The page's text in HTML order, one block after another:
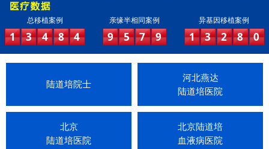
总移植案例
1 3 4 8 4
亲缘半相同案例
9 5 7 9
异基因移植案例
1 3 2 8 0
陆道培院士
河北燕达
陆道培医院
北京
陆道培医院
北京陆道培
血液病医院